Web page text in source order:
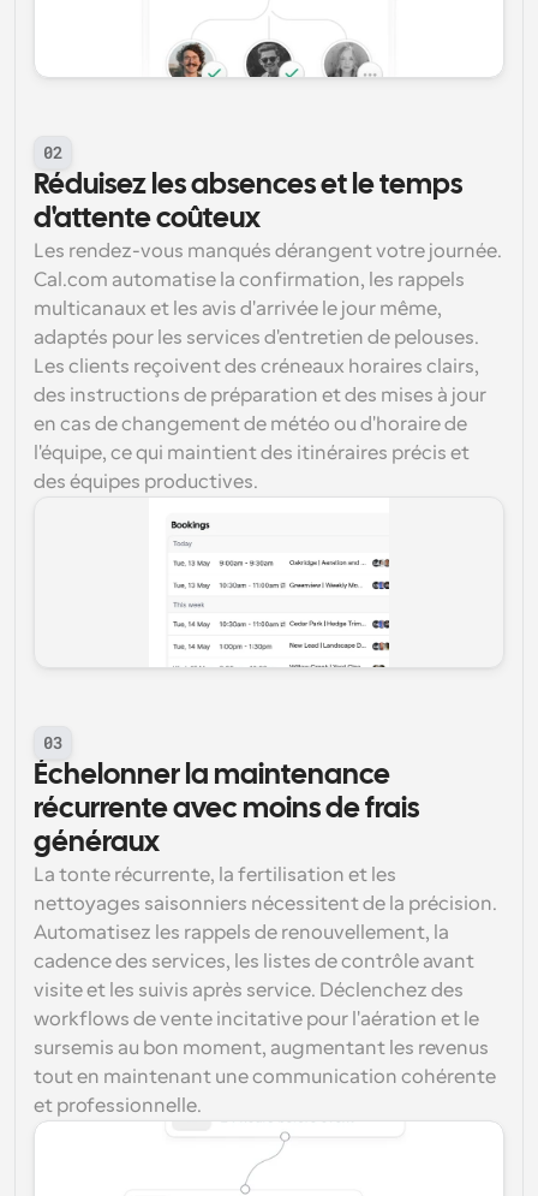
02
Réduisez les absences et le temps
d'attente coûteux
Les rendez-vous manqués dérangent votre journée.
Cal.com automatise la confirmation, les rappels
multicanaux et les avis d'arrivée le jour même,
adaptés pour les services d'entretien de pelouses.
Les clients reçoivent des créneaux horaires clairs,
des instructions de préparation et des mises à jour
en cas de changement de météo ou d'horaire de
l'équipe, ce qui maintient des itinéraires précis et
des équipes productives.
03
Échelonner la maintenance
récurrente avec moins de frais
généraux
La tonte récurrente, la fertilisation et les
nettoyages saisonniers nécessitent de la précision.
Automatisez les rappels de renouvellement, la
cadence des services, les listes de contrôle avant
visite et les suivis après service. Déclenchez des
workflows de vente incitative pour l'aération et le
sursemis au bon moment, augmentant les revenus
tout en maintenant une communication cohérente
et professionnelle.